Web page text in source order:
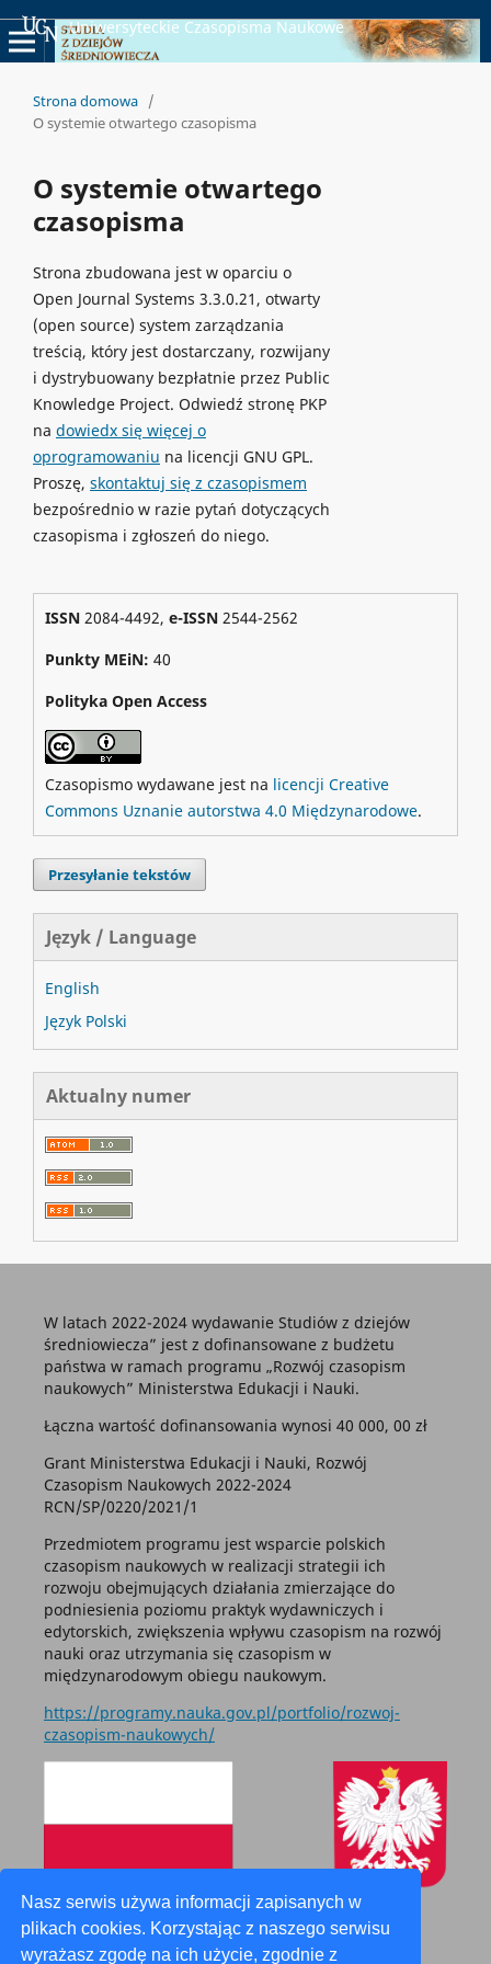
Nasz serwis używa informacji zapisanych w
plikach cookies. Korzystając z naszego serwisu
wyrażasz zgodę na ich użycie, zgodnie z
Uniwersyteckie Czasopisma Naukowe
Strona domowa /
O systemie otwartego czasopisma
O systemie otwartego
czasopisma
Strona zbudowana jest w oparciu o
Open Journal Systems 3.3.0.21, otwarty
(open source) system zarządzania
treścią, który jest dostarczany, rozwijany
i dystrybuowany bezpłatnie przez Public
Knowledge Project. Odwiedź stronę PKP
na dowiedx się więcej o
oprogramowaniu na licencji GNU GPL.
Proszę, skontaktuj się z czasopismem
bezpośrednio w razie pytań dotyczących
czasopisma i zgłoszeń do niego.
ISSN2084-4492, e-ISSN2544-2562
Punkty MEiN: 40
Polityka Open Access
Czasopismo wydawane jest na licencji Creative
Commons Uznanie autorstwa 4.0 Międzynarodowe.
Przesyłanie tekstów
Język / Language
English
Język Polski
Aktualny numer
W latach 2022-2024 wydawanie Studiów z dziejów
średniowiecza” jest z dofinansowane z budżetu
państwa w ramach programu „Rozwój czasopism
naukowych” Ministerstwa Edukacji i Nauki.
Łączna wartość dofinansowania wynosi 40 000, 00 zł
Grant Ministerstwa Edukacji i Nauki, Rozwój
Czasopism Naukowych 2022-2024
RCN/SP/0220/2021/1
Przedmiotem programu jest wsparcie polskich
czasopism naukowych w realizacji strategii ich
rozwoju obejmujących działania zmierzające do
podniesienia poziomu praktyk wydawniczych i
edytorskich, zwiększenia wpływu czasopism na rozwój
nauki oraz utrzymania się czasopism w
międzynarodowym obiegu naukowym.
https://programy.nauka.gov.pl/portfolio/rozwoj-
czasopism-naukowych/